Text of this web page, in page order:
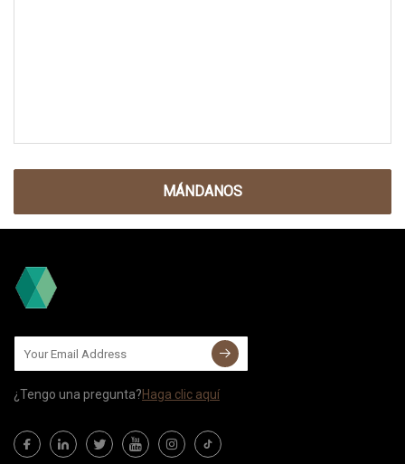
MÁNDANOS
¿Tengo una pregunta?Haga clic aquí